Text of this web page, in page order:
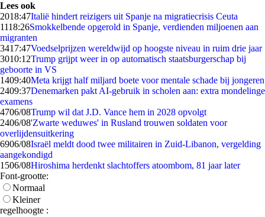
Lees ook
2018:47Italië hindert reizigers uit Spanje na migratiecrisis Ceuta
1118:26Smokkelbende opgerold in Spanje, verdienden miljoenen aan
migranten
3417:47Voedselprijzen wereldwijd op hoogste niveau in ruim drie jaar
3010:12Trump grijpt weer in op automatisch staatsburgerschap bij
geboorte in VS
1409:40Meta krijgt half miljard boete voor mentale schade bij jongeren
2409:37Denemarken pakt AI-gebruik in scholen aan: extra mondelinge
examens
4706/08Trump wil dat J.D. Vance hem in 2028 opvolgt
2406/08'Zwarte weduwes' in Rusland trouwen soldaten voor
overlijdensuitkering
6906/08Israël meldt dood twee militairen in Zuid-Libanon, vergelding
aangekondigd
1506/08Hiroshima herdenkt slachtoffers atoombom, 81 jaar later
Font-grootte:
Normaal
Kleiner
regelhoogte :